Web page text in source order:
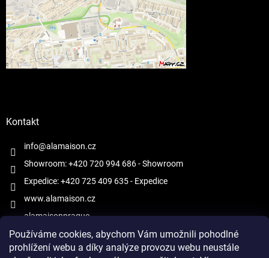
Používáme cookies, abychom Vám umožnili pohodlné
prohlížení webu a díky analýze provozu webu neustále
Kontakt
info@alamaison.cz
Showroom: +420 720 994 686- Showroom
Expedice: +420 725 409 635- Expedice
www.alamaison.cz
alamaisonprague